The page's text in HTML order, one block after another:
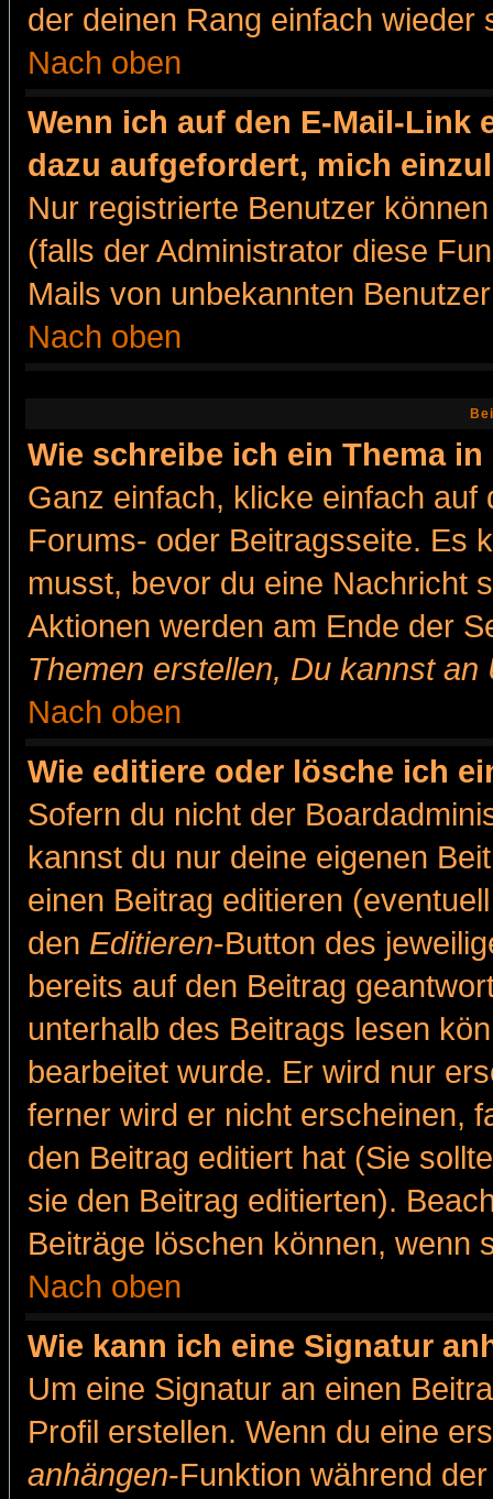
der deinen Rang einfach wieder
Nach oben
Wenn ich auf den E-Mail-Link
dazu aufgefordert, mich
Nur registrierte Benutzer
(falls der Administrator diese
Mails von unbekannten
Nach oben
Wie schreibe ich ein Thema
Ganz einfach, klicke einfach
Forums- oder Beitragsseite. Es
musst, bevor du eine Nachricht
Aktionen werden am Ende der
Themen erstellen, Du kannst
Nach oben
Wie editiere oder lösche ich
Sofern du nicht der
kannst du nur deine eigenen
einen Beitrag editieren
den Editieren-Button des
bereits auf den Beitrag
unterhalb des Beitrags lesen
bearbeitet wurde. Er wird nur
ferner wird er nicht erscheinen,
den Beitrag editiert hat (Sie
sie den Beitrag editierten).
Beiträge löschen können, wenn
Nach oben
Wie kann ich eine Signatur
Um eine Signatur an einen
Profil erstellen. Wenn du eine
anhängen-Funktion während